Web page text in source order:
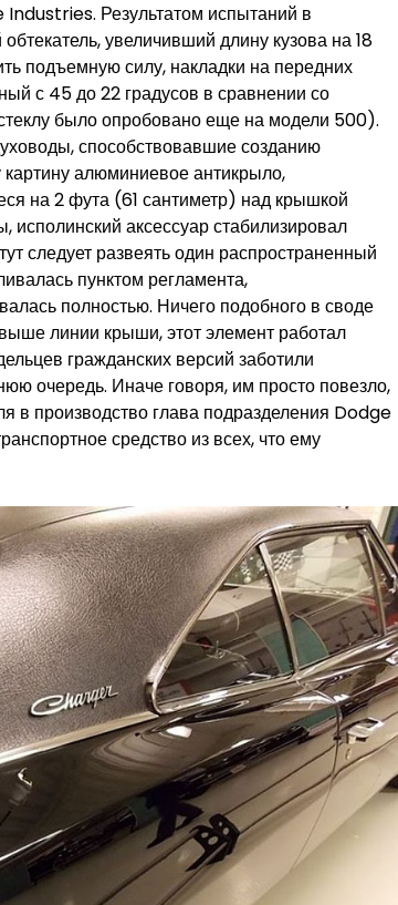
Результатом испытаний в
увеличивший длину кузова на 18
подъемную силу, накладки на передних
с 45 до 22 градусов в сравнении со
было опробовано еще на модели 500).
способствовавшие созданию
алюминиевое антикрыло,
на 2 фута (61 сантиметр) над крышкой
аксессуар стабилизировал
следует развеять один распространенный
пунктом регламента,
полностью. Ничего подобного в своде
линии крыши, этот элемент работал
гражданских версий заботили
очередь. Иначе говоря, им просто повезло,
в производство глава подразделения Dodge
средство из всех, что ему